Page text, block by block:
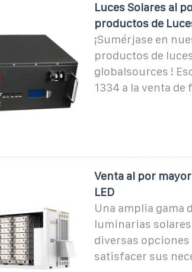
Luces Solares al
productos de
¡Sumérjase en
productos de
globalsources !
1334 a la venta
Venta al por
LED
Una amplia gama
luminarias
diversas
satisfacer sus